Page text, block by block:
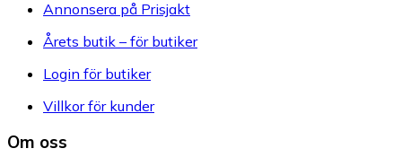
Annonsera på Prisjakt
Årets butik – för butiker
Login för butiker
Villkor för kunder
Om oss